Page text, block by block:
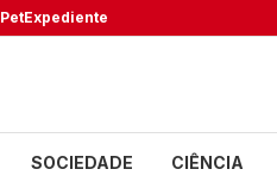
PetExpediente
SOCIEDADE CIÊNCIA